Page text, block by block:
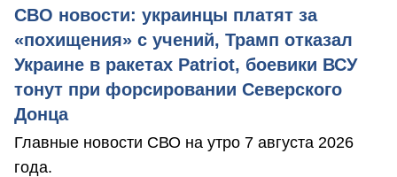
СВО новости: украинцы платят за
«похищения» с учений, Трамп отказал
Украине в ракетах Patriot, боевики ВСУ
тонут при форсировании Северского
Донца
Главные новости СВО на утро 7 августа 2026
года.